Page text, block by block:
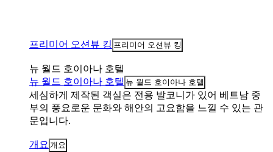
프리미어 오션뷰 킹 프리미어 오션뷰 킹
뉴 월드 호이아나 호텔
뉴 월드 호이아나 호텔 뉴 월드 호이아나 호텔
세심하게 제작된 객실은 전용 발코니가 있어 베트남 중
부의 풍요로운 문화와 해안의 고요함을 느낄 수 있는 관
문입니다.
개요 개요